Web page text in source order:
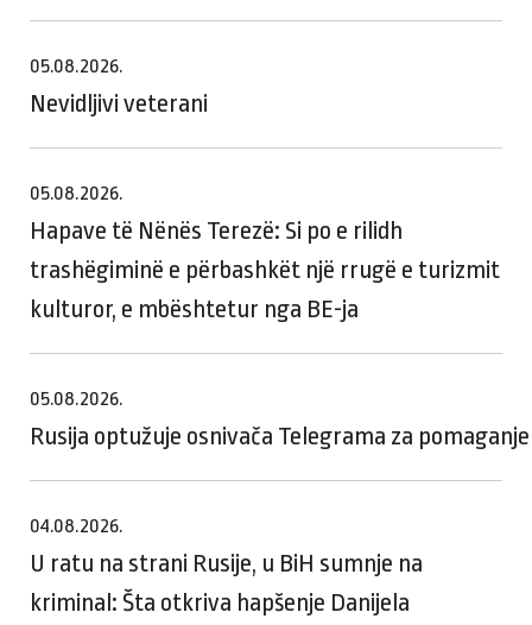
05.08.2026.
Nevidljivi veterani
05.08.2026.
Hapave të Nënës Terezë: Si po e rilidh
trashëgiminë e përbashkët një rrugë e turizmit
kulturor, e mbështetur nga BE-ja
05.08.2026.
Rusija optužuje osnivača Telegrama za
04.08.2026.
U ratu na strani Rusije, u BiH sumnje na
kriminal: Šta otkriva hapšenje Danijela